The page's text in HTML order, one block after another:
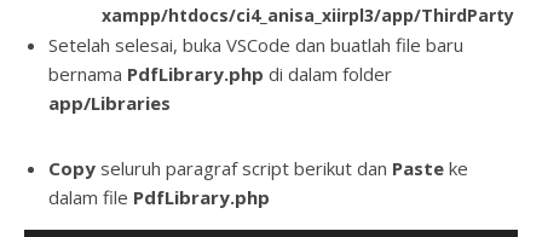
xampp/htdocs/ci4_anisa_xiirpl3/app/ThirdParty
Setelah selesai, buka VSCode dan buatlah file baru
bernama PdfLibrary.php di dalam folder
app/Libraries
Copy seluruh paragraf script berikut dan Paste ke
dalam file PdfLibrary.php